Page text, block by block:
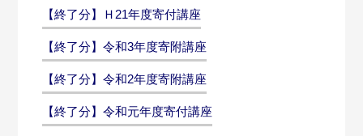
【終了分】Ｈ21年度寄付講座
【終了分】令和3年度寄附講座
【終了分】令和2年度寄附講座
【終了分】令和元年度寄付講座